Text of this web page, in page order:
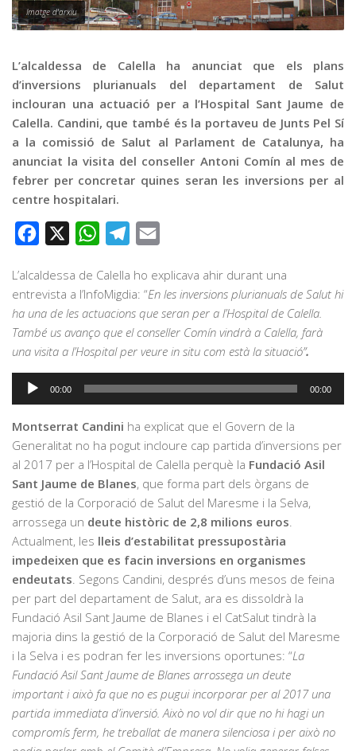
Publicitat
Contacte
Imatge d'arxiu
L’alcaldessa de Calella ha anunciat que els plans
d’inversions plurianuals del departament de Salut
inclouran una actuació per a l’Hospital Sant Jaume de
Calella. Candini, que també és la portaveu de Junts Pel Sí
a la comissió de Salut al Parlament de Catalunya, ha
anunciat la visita del conseller Antoni Comín al mes de
febrer per concretar quines seran les inversions per al
centre hospitalari.
Facebook WhatsAppTelegram
L’alcaldessa de Calella ho explicava ahir durant una
entrevista a l’InfoMigdia: “En les inversions plurianuals de Salut hi
ha una de les actuacions que seran per a l’Hospital de Calella.
També us avanço que el conseller Comín vindrà a Calella, farà
una visita a l’Hospital per veure in situ com està la situació”.
Reproductor
d'àudio
00:00 00:00
Montserrat Candini ha explicat que el Govern de la
Generalitat no ha pogut incloure cap partida d’inversions per
al 2017 per a l’Hospital de Calella perquè la Fundació Asil
Sant Jaume de Blanes, que forma part dels òrgans de
gestió de la Corporació de Salut del Maresme i la Selva,
arrossega un deute històric de 2,8 milions euros.
Actualment, les lleis d’estabilitat pressupostària
impedeixen que es facin inversions en organismes
endeutats. Segons Candini, després d’uns mesos de feina
per part del departament de Salut, ara es dissoldrà la
Fundació Asil Sant Jaume de Blanes i el CatSalut tindrà la
majoria dins la gestió de la Corporació de Salut del Maresme
i la Selva i es podran fer les inversions oportunes: “La
Fundació Asil Sant Jaume de Blanes arrossega un deute
important i això fa que no es pugui incorporar per al 2017 una
partida immediata d’inversió. Això no vol dir que no hi hagi un
compromís ferm, he treballat de manera silenciosa i per això no